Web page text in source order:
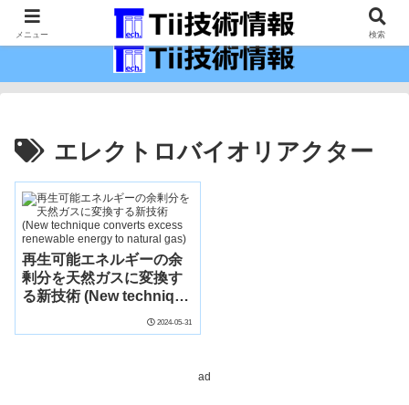
最新の科学技術の情報インフラ。
エレクトロバイオリアクター
再生可能エネルギーの余
剰分を天然ガスに変換す
る新技術 (New technique
renewable energy to
2024-05-31
ad
メニュー 検索